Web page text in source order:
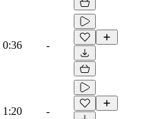
0:36 -
1:20 -